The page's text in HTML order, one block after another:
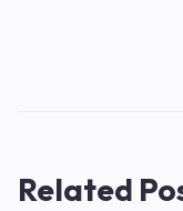
Related